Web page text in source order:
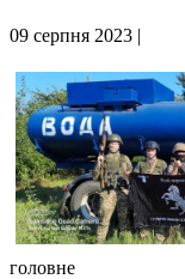
09 серпня 2023 |
головне